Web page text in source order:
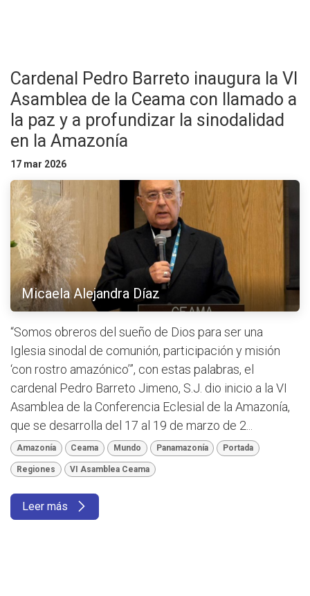
Cardenal Pedro Barreto inaugura la VI
Asamblea de la Ceama con llamado a
la paz y a profundizar la sinodalidad
en la Amazonía
17 mar 2026
Micaela Alejandra Díaz
“Somos obreros del sueño de Dios para ser una
Iglesia sinodal de comunión, participación y misión
‘con rostro amazónico’”, con estas palabras, el
cardenal Pedro Barreto Jimeno, S.J. dio inicio a la VI
Asamblea de la Conferencia Eclesial de la Amazonía,
que se desarrolla del 17 al 19 de marzo de 2...
Amazonía Ceama Mundo Panamazonía Portada
Regiones VI Asamblea Ceama
Leer más